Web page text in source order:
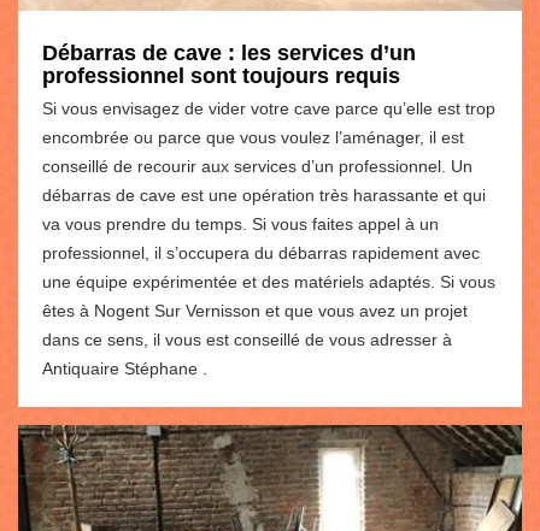
Débarras de cave : les services d’un
professionnel sont toujours requis
Si vous envisagez de vider votre cave parce qu’elle est trop
encombrée ou parce que vous voulez l’aménager, il est
conseillé de recourir aux services d’un professionnel. Un
débarras de cave est une opération très harassante et qui
va vous prendre du temps. Si vous faites appel à un
professionnel, il s’occupera du débarras rapidement avec
une équipe expérimentée et des matériels adaptés. Si vous
êtes à Nogent Sur Vernisson et que vous avez un projet
dans ce sens, il vous est conseillé de vous adresser à
Antiquaire Stéphane .